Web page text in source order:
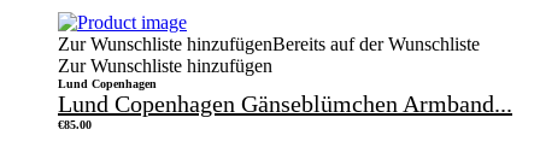
Zur Wunschliste hinzufügenBereits auf der Wunschliste
Zur Wunschliste hinzufügen
Lund Copenhagen
Lund Copenhagen Gänseblümchen Armband...
€85.00